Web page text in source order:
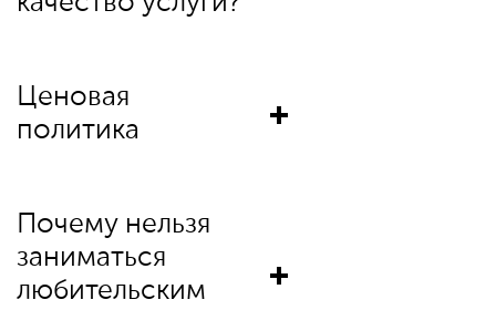
Ценовая
политика
Почему нельзя
заниматься
любительским